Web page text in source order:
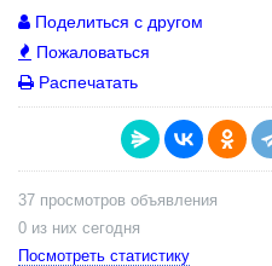
Поделиться с другом
Пожаловаться
Распечатать
37 просмотров объявления
0 из них сегодня
Посмотреть статистику